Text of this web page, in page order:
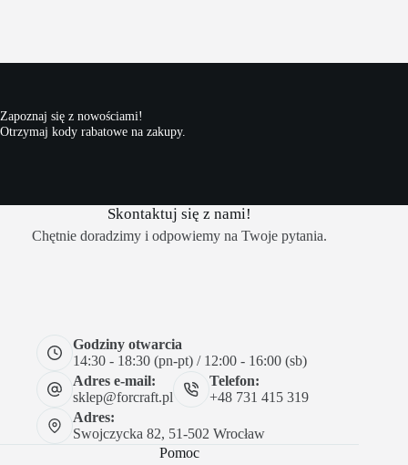
Zapoznaj się z nowościami!
Otrzymaj kody rabatowe na zakupy.
Skontaktuj się z nami!
Chętnie doradzimy i odpowiemy na Twoje pytania.
Godziny otwarcia
14:30 - 18:30 (pn-pt) / 12:00 - 16:00 (sb)
Adres e-mail:
sklep@forcraft.pl
Telefon:
+48 731 415 319
Adres:
Swojczycka 82, 51-502 Wrocław
Pomoc